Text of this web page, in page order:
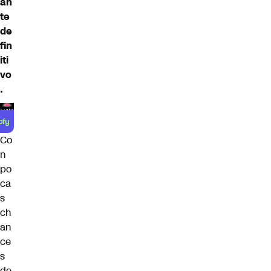
te
de
fin
iti
vo
.
Co
n
po
ca
s
ch
an
ce
s